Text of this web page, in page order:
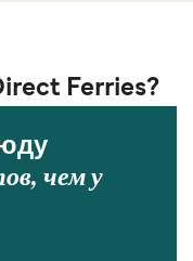
Ferries?
чем у